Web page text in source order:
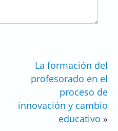
La formación del
profesorado en el
proceso de
innovación y cambio
educativo »